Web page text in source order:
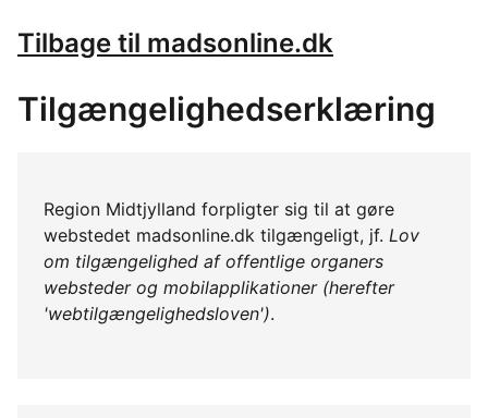
Tilbage til madsonline.dk
Tilgængelighedserklæring
Region Midtjylland forpligter sig til at gøre
webstedet madsonline.dk tilgængeligt, jf. Lov
om tilgængelighed af offentlige organers
websteder og mobilapplikationer (herefter
'webtilgængelighedsloven').